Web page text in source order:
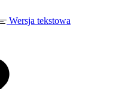
Wersja tekstowa